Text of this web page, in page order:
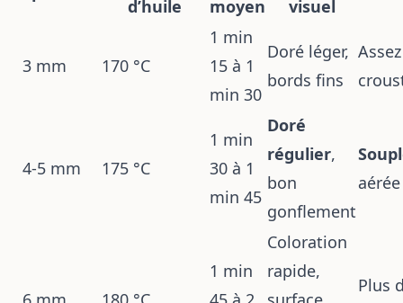
d’huile
moyen
visuel
3 mm 170 °C
1 min
15 à 1
min 30
Doré léger,
bords fins
4-5 mm 175 °C
1 min
30 à 1
min 45
Doré
régulier,
bon
gonflement
aérée
1 min
Coloration
rapide,
Plus